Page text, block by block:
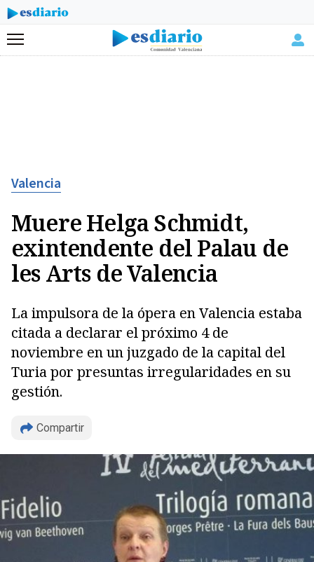
Menú
Valencia
Muere Helga Schmidt,
exintendente del Palau de
les Arts de Valencia
La impulsora de la ópera en Valencia estaba
citada a declarar el próximo 4 de
noviembre en un juzgado de la capital del
Turia por presuntas irregularidades en su
gestión.
Compartir